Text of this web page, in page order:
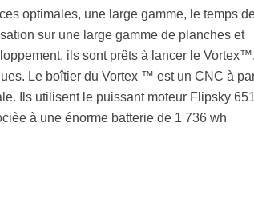
optimales, une large gamme, le temps
sur une large gamme de planches et
ils sont prêts à lancer le
Le boîtier du Vortex ™ est un CNC à
Ils utilisent le puissant moteur Flipsky
à une énorme batterie de 1 736 wh